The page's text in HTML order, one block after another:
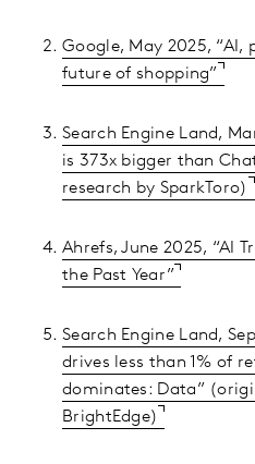
Google, May 2025,
future of shopping”
Search Engine Land,
is 373x bigger than
research by SparkToro)
Ahrefs, June 2025, “AI
the Past Year”
Search Engine Land,
drives less than 1% of
dominates: Data”
BrightEdge)